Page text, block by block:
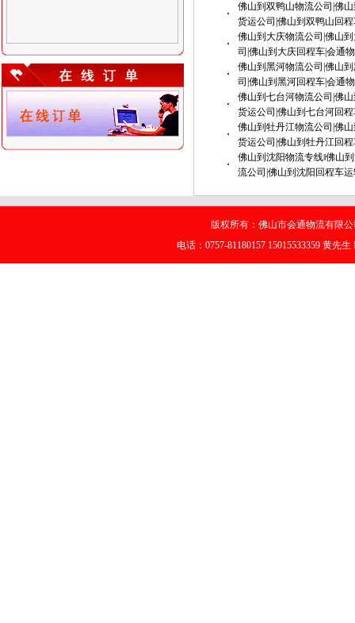
·
佛山到双鸭山物流公司|佛
货运公司|佛山到双鸭山回
·
佛山到大庆物流公司|佛山
司|佛山到大庆回程车|会通
·
佛山到黑河物流公司|佛山
司|佛山到黑河回程车|会通
·
佛山到七台河物流公司|佛
货运公司|佛山到七台河回
·
佛山到牡丹江物流公司|佛
货运公司|佛山到牡丹江回
·
佛山到沈阳物流专线‖佛山
流公司|佛山到沈阳回程车运
版权所有：佛山市会通物流有限
电话：0757-81180157 15015533359 黄先